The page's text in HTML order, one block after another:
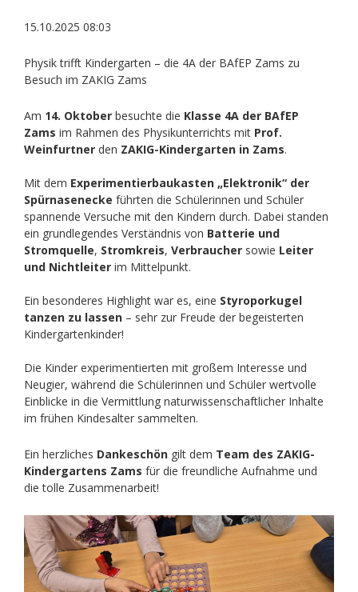
15.10.2025 08:03
Physik trifft Kindergarten – die 4A der BAfEP Zams zu
Besuch im ZAKIG Zams
Am 14. Oktoberbesuchte die Klasse 4A der BAfEP
Zams im Rahmen des Physikunterrichts mit Prof.
Weinfurtnerden ZAKIG-Kindergarten in Zams.
Mit dem Experimentierbaukasten „Elektronik“ der
Spürnasenecke führten die Schülerinnen und Schüler
spannende Versuche mit den Kindern durch. Dabei standen
ein grundlegendes Verständnis von Batterie und
Stromquelle, Stromkreis, Verbrauchersowie Leiter
und Nichtleiterim Mittelpunkt.
Ein besonderes Highlight war es, eine Styroporkugel
tanzen zu lassen– sehr zur Freude der begeisterten
Kindergartenkinder!
Die Kinder experimentierten mit großem Interesse und
Neugier, während die Schülerinnen und Schüler wertvolle
Einblicke in die Vermittlung naturwissenschaftlicher Inhalte
im frühen Kindesalter sammelten.
Ein herzliches Dankeschöngilt dem Team des ZAKIG-
Kindergartens Zams für die freundliche Aufnahme und
die tolle Zusammenarbeit!